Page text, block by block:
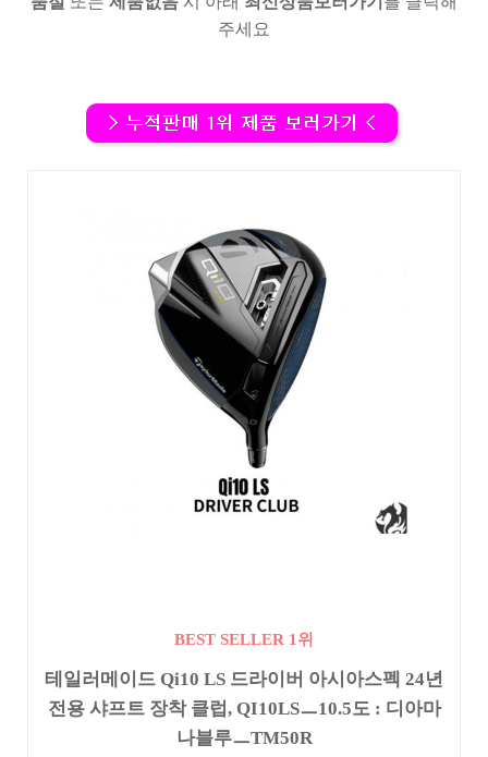
주세요
BEST SELLER 1위
테일러메이드 Qi10 LS 드라이버 아시아스펙 24년
전용 샤프트 장착 클럽, QI10LSㅡ10.5도 : 디아마
나블루ㅡTM50R